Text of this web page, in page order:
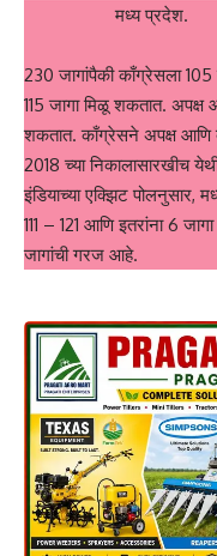
मध्य प्रदेश.
230 जागांपैकी काँग्रेसला
115 जागा मिळू शकतात.
शकतात. काँग्रेसने अपक्ष आणि
2018 च्या निकालासारखीच
इंडियाच्या एक्झिट पोलनुसार,
111 – 121 आणि इतरांना 6
जागांची गरज आहे.